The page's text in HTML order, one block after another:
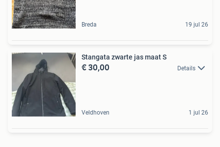
Breda 19 jul 26
Stangata zwarte jas maat S
€ 30,00 Details
Veldhoven 1 jul 26